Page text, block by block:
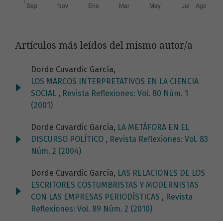
Artículos más leídos del mismo autor/a
Dorde Cuvardic García,
LOS MARCOS INTERPRETATIVOS EN LA CIENCIA
SOCIAL , Revista Reflexiones: Vol. 80 Núm. 1
(2001)
Dorde Cuvardic García, LA METÁFORA EN EL
DISCURSO POLÍTICO , Revista Reflexiones: Vol. 83
Núm. 2 (2004)
Dorde Cuvardic García, LAS RELACIONES DE LOS
ESCRITORES COSTUMBRISTAS Y MODERNISTAS
CON LAS EMPRESAS PERIODÍSTICAS , Revista
Reflexiones: Vol. 89 Núm. 2 (2010)